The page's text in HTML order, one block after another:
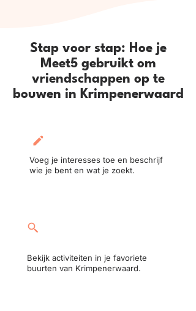
Stap voor stap: Hoe je
Meet5 gebruikt om
vriendschappen op te
bouwen in Krimpenerwaard
Voeg je interesses toe en beschrijf
wie je bent en wat je zoekt.
Bekijk activiteiten in je favoriete
buurten van Krimpenerwaard.